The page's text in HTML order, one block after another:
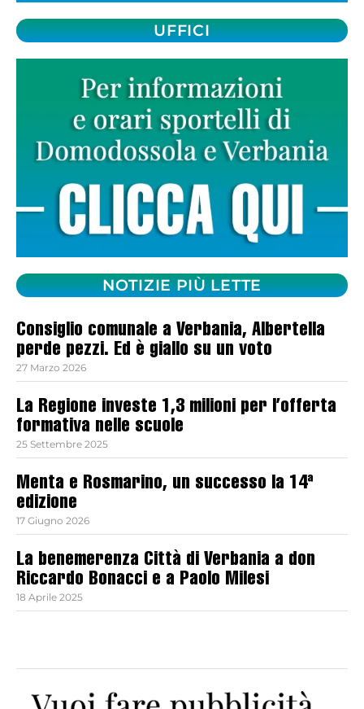
UFFICI
NOTIZIE PIÙ LETTE
Consiglio comunale a Verbania, Albertella
perde pezzi. Ed è giallo su un voto
27 Marzo 2026
La Regione investe 1,3 milioni per l’offerta
formativa nelle scuole
25 Settembre 2025
Menta e Rosmarino, un successo la 14ª
edizione
17 Giugno 2026
La benemerenza Città di Verbania a don
Riccardo Bonacci e a Paolo Milesi
18 Aprile 2025